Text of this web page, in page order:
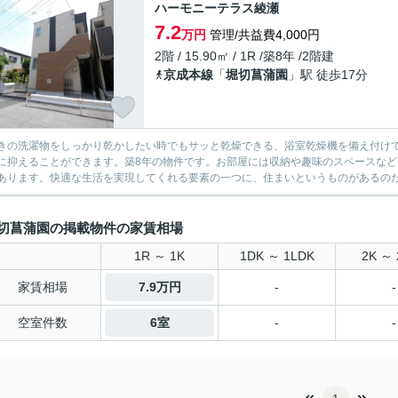
ハーモニーテラス綾瀬
7.2万円 管理/共益費4,000円
2階 / 15.90㎡ / 1R /築8年 /2階建
京成本線 「堀切菖蒲園 」駅 徒歩17分
の洗濯物をしっかり乾かしたい時でもサッと乾燥できる、浴室乾燥機を備え付
抑えることができます。築8年の物件です。お部屋には収納や趣味のスペースな
ります。快適な生活を実現してくれる要素の一つに、住まいというものがある
菖蒲園の掲載物件の家賃相場
1R ～ 1K 1DK ～ 1LDK 2K ～
家賃相場 7.9万円 - -
空室件数 6室 - -